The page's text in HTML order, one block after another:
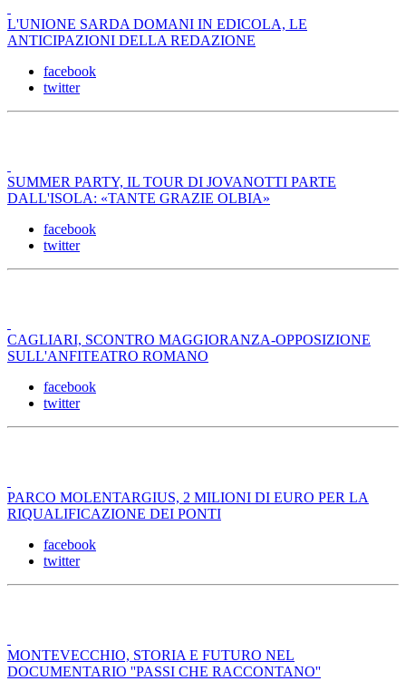
L'UNIONE SARDA DOMANI IN EDICOLA, LE
ANTICIPAZIONI DELLA REDAZIONE
facebook
twitter
SUMMER PARTY, IL TOUR DI JOVANOTTI PARTE
DALL'ISOLA: «TANTE GRAZIE OLBIA»
facebook
twitter
CAGLIARI, SCONTRO MAGGIORANZA-OPPOSIZIONE
SULL'ANFITEATRO ROMANO
facebook
twitter
PARCO MOLENTARGIUS, 2 MILIONI DI EURO PER LA
RIQUALIFICAZIONE DEI PONTI
facebook
twitter
MONTEVECCHIO, STORIA E FUTURO NEL
DOCUMENTARIO ''PASSI CHE RACCONTANO''